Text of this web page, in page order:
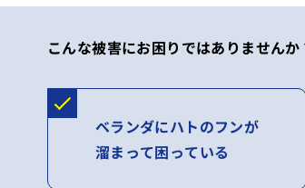
こんな被害にお困りではありませんか
ベランダにハトのフンが
溜まって困っている